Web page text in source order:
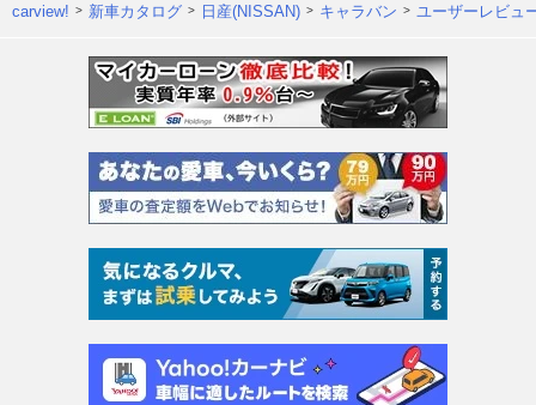
carview! 新車カタログ 日産(NISSAN) キャラバン ユーザーレビュ